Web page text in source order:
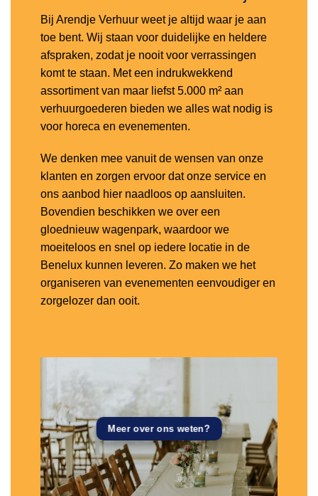
Bij Arendje Verhuur weet je altijd waar je aan
toe bent. Wij staan voor duidelijke en heldere
afspraken, zodat je nooit voor verrassingen
komt te staan. Met een indrukwekkend
assortiment van maar liefst 5.000 m² aan
verhuurgoederen bieden we alles wat nodig is
voor horeca en evenementen.
We denken mee vanuit de wensen van onze
klanten en zorgen ervoor dat onze service en
ons aanbod hier naadloos op aansluiten.
Bovendien beschikken we over een
gloednieuw wagenpark, waardoor we
moeiteloos en snel op iedere locatie in de
Benelux kunnen leveren. Zo maken we het
organiseren van evenementen eenvoudiger en
zorgelozer dan ooit.
Meer over ons weten?